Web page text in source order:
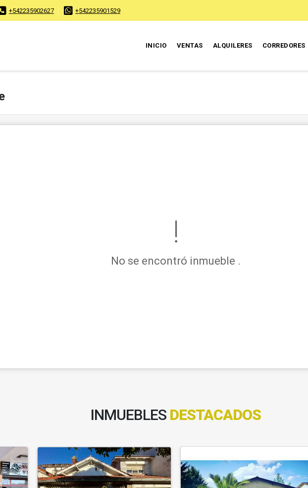
+542235902627 +542235901529
INICIO VENTAS ALQUILERES CORREDORES
No se encontró inmueble .
INMUEBLES DESTACADOS